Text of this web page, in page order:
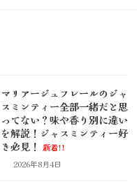
マリアージュフレールのジャ
スミンティー全部一緒だと思
ってない？味や香り別に違い
を解説！ジャスミンティー好
き必見！ 新着!!
2026年8月4日